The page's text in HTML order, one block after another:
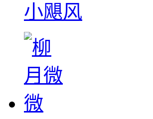
小飓风